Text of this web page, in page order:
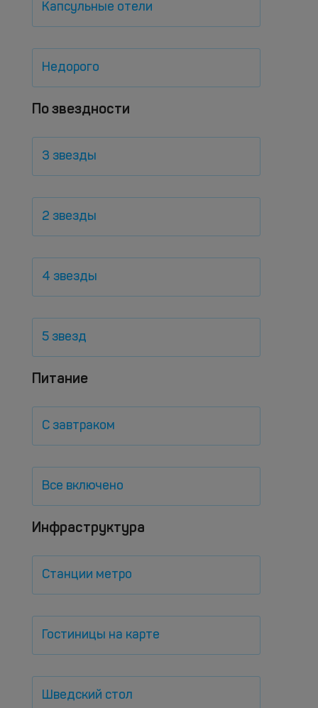
Капсульные отели
Недорого
По звездности
3 звезды
2 звезды
4 звезды
5 звезд
Питание
С завтраком
Все включено
Инфраструктура
Станции метро
Гостиницы на карте
Шведский стол